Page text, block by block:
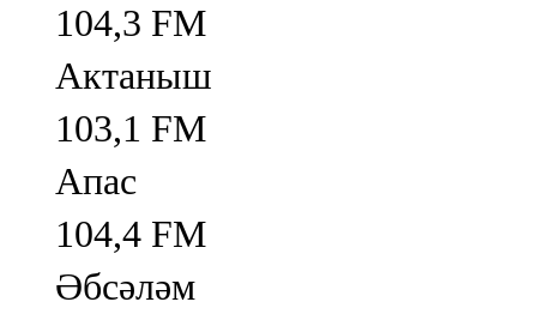
104,3 FM
Актаныш
103,1 FM
Апас
104,4 FM
Әбсәләм